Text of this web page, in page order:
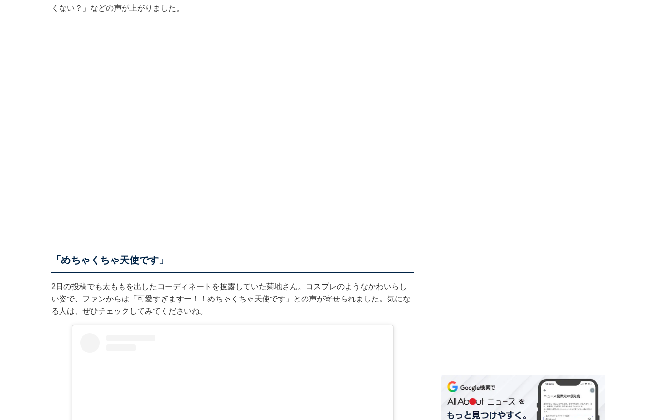
くない？」などの声が上がりました。
「めちゃくちゃ天使です」
2日の投稿でも太ももを出したコーディネートを披露していた菊地さん。コスプレのようなかわいらし
い姿で、ファンからは「可愛すぎますー！！めちゃくちゃ天使です」との声が寄せられました。気にな
る人は、ぜひチェックしてみてくださいね。